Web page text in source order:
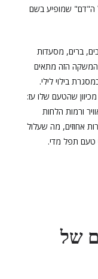
ה"דם" שמופיע בשם
ברים, מסעדות
המשקה הזה מתאים
בילוי לילי.
שהטעם שלו עז:
ורמות הלחות
אחוזים, מה שעלול
טעם תפל מדי.
של